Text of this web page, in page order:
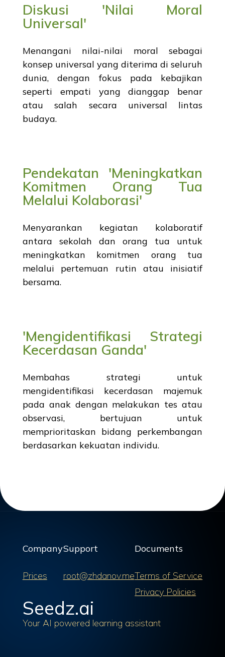
Diskusi 'Nilai Moral
Universal'
Menangani nilai-nilai moral sebagai
konsep universal yang diterima di seluruh
dunia, dengan fokus pada kebajikan
seperti empati yang dianggap benar
atau salah secara universal lintas
budaya.
Pendekatan 'Meningkatkan
Komitmen Orang Tua
Melalui Kolaborasi'
Menyarankan kegiatan kolaboratif
antara sekolah dan orang tua untuk
meningkatkan komitmen orang tua
melalui pertemuan rutin atau inisiatif
bersama.
'Mengidentifikasi Strategi
Kecerdasan Ganda'
Membahas strategi untuk
mengidentifikasi kecerdasan majemuk
pada anak dengan melakukan tes atau
observasi, bertujuan untuk
memprioritaskan bidang perkembangan
berdasarkan kekuatan individu.
Company
Prices
Support
root@zhdanov.me
Documents
Terms of Service
Privacy Policies
Seedz.ai
Your AI powered learning assistant